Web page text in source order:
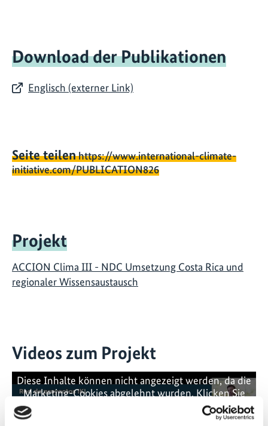
Download der Publikationen
Englisch (externer Link)
Seite teilenhttps://www.international-climate-
initiative.com/PUBLICATION826
Projekt
ACCION Clima III - NDC Umsetzung Costa Rica und
regionaler Wissensaustausch
Videos zum Projekt
Diese Inhalte können nicht angezeigt werden, da die
Marketing-Cookies abgelehnt wurden. Klicken Sie
hier
, um die Cookies zu akzeptieren und das Video